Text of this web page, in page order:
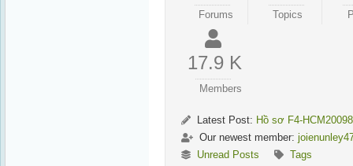
Forums Topics
17.9 K
Members
Latest Post: Hồ sơ F4-
Our newest member:
Unread Posts
Tags